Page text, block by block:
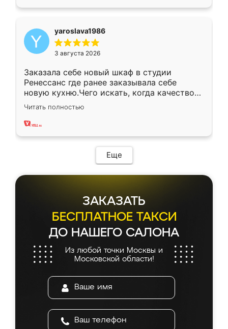
yaroslava1986
3 августа 2026
Заказала себе новый шкаф в студии
Ренессанс где ранее заказывала себе
новую кухню.Чего искать, когда качеством
вполне довольна. Служит кухня уже почти
два года, нареканий нет.
Читать полностью
Еще
ЗАКАЗАТЬ
БЕСПЛАТНОЕ ТАКСИ
ДО НАШЕГО САЛОНА
Из любой точки Москвы и
Московской области!